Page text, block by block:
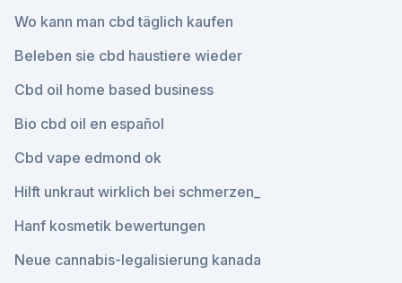
Wo kann man cbd täglich kaufen
Beleben sie cbd haustiere wieder
Cbd oil home based business
Bio cbd oil en español
Cbd vape edmond ok
Hilft unkraut wirklich bei schmerzen_
Hanf kosmetik bewertungen
Neue cannabis-legalisierung kanada